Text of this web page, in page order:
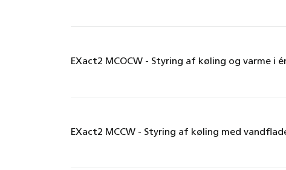
EXact2 MCOCW - Styring af køling og varme i
EXact2 MCCW - Styring af køling med